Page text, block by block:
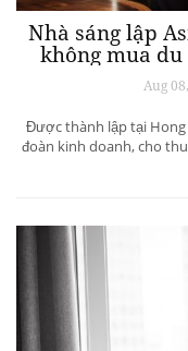
Nhà sáng lập
không mua
Aug
Được thành lập tại Hong
đoàn kinh doanh, cho